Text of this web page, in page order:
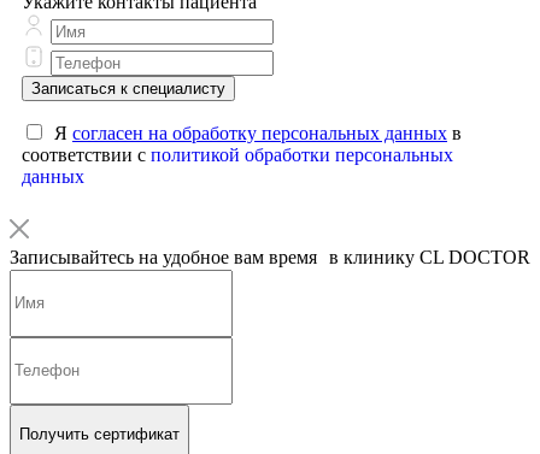
Записаться к специалисту
Я согласен на обработку персональных данных в
соответствии с политикой обработки персональных
данных
Записывайтесь на удобное вам время в клинику CL DOCTOR
Получить сертификат